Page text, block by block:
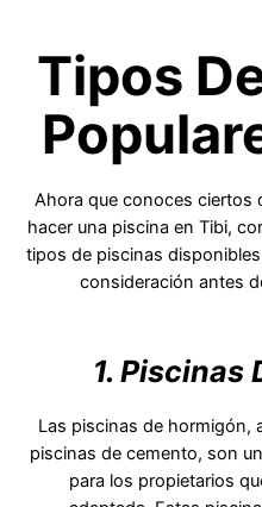
Tipos
Ahora que conoces ciertos
hacer una piscina en Tibi,
tipos de piscinas
consideración antes
1. Piscinas
Las piscinas de hormigón,
piscinas de cemento, son
para los propietarios